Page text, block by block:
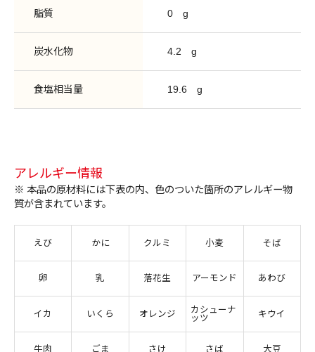
脂質 0 g
炭水化物 4.2 g
食塩相当量 19.6 g
アレルギー情報
※ 本品の原材料には下表の内、色のついた箇所のアレルギー物
質が含まれています。
えび かに クルミ 小麦 そば
卵 乳 落花生 アーモンド あわび
イカ いくら オレンジ
カシューナ
ッツ
キウイ
牛肉 ごま さけ さば 大豆